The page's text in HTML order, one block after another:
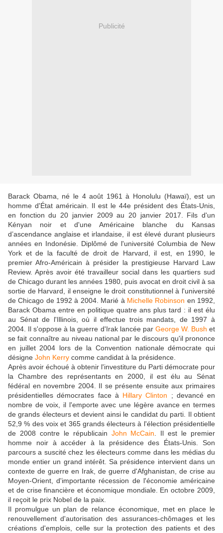
Publicité
Barack Obama, né le 4 août 1961 à Honolulu (Hawaï), est un
homme d'État américain. Il est le 44e président des États-Unis,
en fonction du 20 janvier 2009 au 20 janvier 2017. Fils d'un
Kényan noir et d'une Américaine blanche du Kansas
d’ascendance anglaise et irlandaise, il est élevé durant plusieurs
années en Indonésie. Diplômé de l'université Columbia de New
York et de la faculté de droit de Harvard, il est, en 1990, le
premier Afro-Américain à présider la prestigieuse Harvard Law
Review. Après avoir été travailleur social dans les quartiers sud
de Chicago durant les années 1980, puis avocat en droit civil à sa
sortie de Harvard, il enseigne le droit constitutionnel à l'université
de Chicago de 1992 à 2004. Marié à Michelle Robinson en 1992,
Barack Obama entre en politique quatre ans plus tard : il est élu
au Sénat de l'Illinois, où il effectue trois mandats, de 1997 à
2004. Il s'oppose à la guerre d'Irak lancée par George W. Bush et
se fait connaître au niveau national par le discours qu'il prononce
en juillet 2004 lors de la Convention nationale démocrate qui
désigne John Kerry comme candidat à la présidence.
Après avoir échoué à obtenir l'investiture du Parti démocrate pour
la Chambre des représentants en 2000, il est élu au Sénat
fédéral en novembre 2004. Il se présente ensuite aux primaires
présidentielles démocrates face à Hillary Clinton ; devancé en
nombre de voix, il l'emporte avec une légère avance en termes
de grands électeurs et devient ainsi le candidat du parti. Il obtient
52,9 % des voix et 365 grands électeurs à l'élection présidentielle
de 2008 contre le républicain John McCain . Il est le premier
homme noir à accéder à la présidence des États-Unis. Son
parcours a suscité chez les électeurs comme dans les médias du
monde entier un grand intérêt. Sa présidence intervient dans un
contexte de guerre en Irak, de guerre d'Afghanistan, de crise au
Moyen-Orient, d'importante récession de l'économie américaine
et de crise financière et économique mondiale. En octobre 2009,
il reçoit le prix Nobel de la paix.
Il promulgue un plan de relance économique, met en place le
renouvellement d'autorisation des assurances-chômages et les
créations d'emplois, celle sur la protection des patients et des